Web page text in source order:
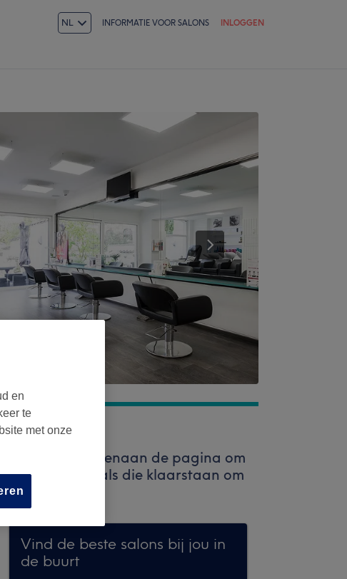
NL INFORMATIE VOOR SALONS INLOGGEN
zoekbalk bovenaan de pagina om
professionals die klaarstaan om
Vind de beste salons bij jou in
de buurt
en
te
met onze